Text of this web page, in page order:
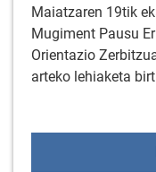
Maiatzaren 19tik
Mugiment Pausu
Orientazio
arteko lehiaketa